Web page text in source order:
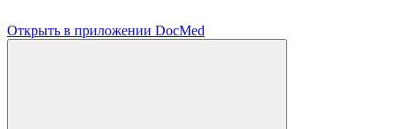
Открыть в приложении DocMed